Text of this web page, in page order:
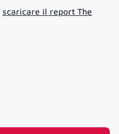
scaricare il report The